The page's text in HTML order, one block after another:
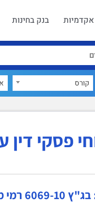
בנק בחינות
קורס
פסקי
בתי הסוהר